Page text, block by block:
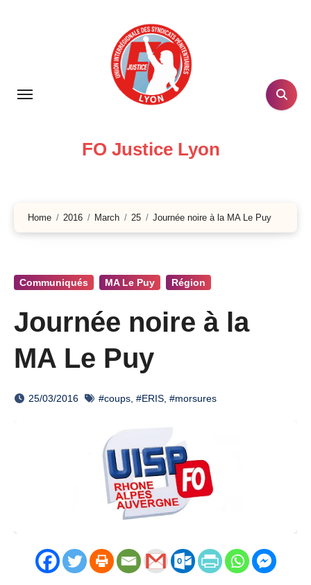
FO Justice Lyon
Home 2016 March 25 Journée noire à la MA Le Puy
Communiqués MA Le Puy Région
Journée noire à la
MA Le Puy
25/03/2016 #coups #ERIS #morsures